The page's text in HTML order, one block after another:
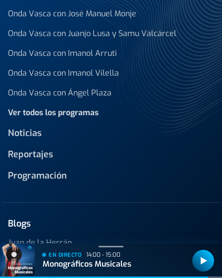
Onda Vasca con José Manuel Monje
Onda Vasca con Juanjo Lusa y Samu Valcárcel
Onda Vasca con Imanol Arruti
Onda Vasca con Imanol Vilella
Onda Vasca con Ángel Plaza
Ver todos los programas
Noticias
Reportajes
Programación
Blogs
Juan de la Herrán
Javier Vizcaino
EN DIRECTO 14:00 - 15:00
Monográficos Musicales